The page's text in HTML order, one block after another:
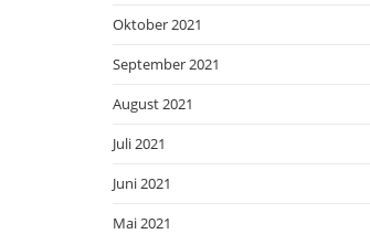
Oktober 2021
September 2021
August 2021
Juli 2021
Juni 2021
Mai 2021